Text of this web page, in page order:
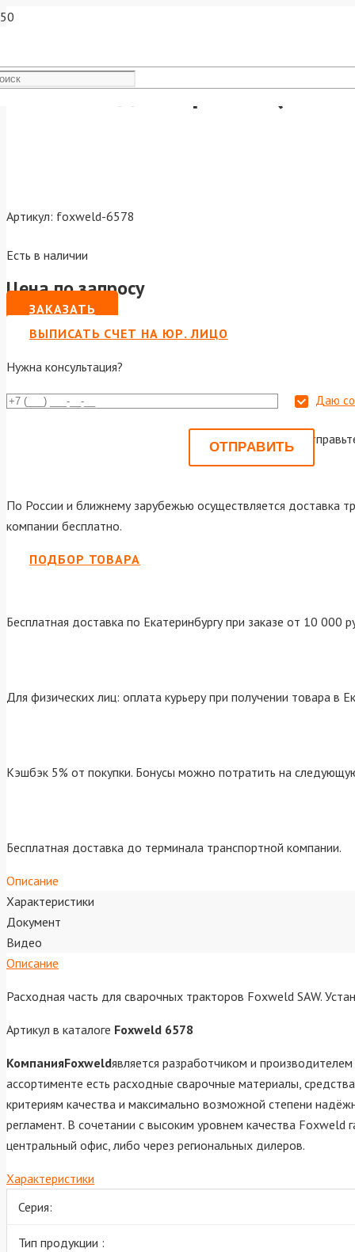
Сопло подачи флюса
Артикул: foxweld-6578
Есть в наличии
Цена по запросу
ЗАКАЗАТЬ
ВЫПИСАТЬ СЧЕТ НА ЮР. ЛИЦО
Нужна консультация?
Даю
Или
По России и ближнему зарубежью осуществляется доставка
компании бесплатно.
ПОДБОР ТОВАРА
Бесплатная доставка по Екатеринбургу при заказе от 10 000
Для физических лиц: оплата курьеру при получении товара в
Кэшбэк 5% от покупки. Бонусы можно потратить на
Бесплатная доставка до терминала транспортной компании.
Описание
Характеристики
Документ
Видео
Описание
Расходная часть для сварочных тракторов Foxweld SAW.
Артикул в каталоге Foxweld 6578
КомпанияFoxweldявляется разработчиком и
ассортименте есть расходные сварочные материалы,
критериям качества и максимально возможной степени
регламент. В сочетании с высоким уровнем качества
центральный офис, либо через региональных дилеров.
Характеристики
Серия:
Тип продукции :